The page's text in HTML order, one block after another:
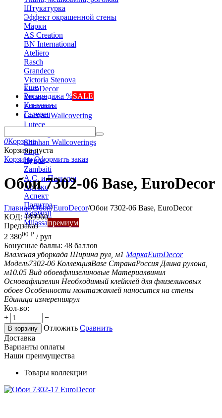
Штукатурка
Эффект окрашенной стены
Марки
AS Creation
BN International
Ateliero
Rasch
Grandeco
Victoria Stenova
EuroDecor
Milassa
Erismann
Gaenari Wallcovering
Lutece
Shinhan Wallcoverings
Sirpi
Ugepa
Zambaiti
А.С. и Палитра
Артекс
Аспект
Палитра
AdaWall
Milassaпремиум
Еще
Распродажа %SALE
Контакты
Галерея
0Корзина
Корзина пуста
Корзина Оформить заказ
Обои 7302-06 Base, EuroDecor
Главная/Обои/EuroDecor/Обои 7302-06 Base, EuroDecor
КОД: 189960
Предзаказ
2 38000 Р / рул
Бонусные баллы: 48 баллов
Влажная уборкада Ширина рул, м1 МаркаEuroDecor
Модель7302-06 КоллекцияBase СтранаРоссия Длина рулона,
м10.05 Вид обоевфлизелиновые Материалвинил
Основафлизелин Необходимый клейклей для флизелиновых
обоев Особенности монтажаклей наносится на стены
Единица измерениярул
Кол-во:
+
−
В корзину Отложить Сравнить
Доставка
Варианты оплаты
Наши преимущества
Товары коллекции